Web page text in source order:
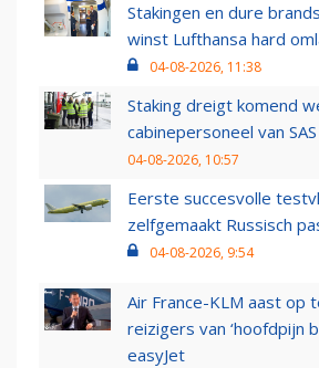
Stakingen en dure
winst Lufthansa hard
04-08-2026, 11:38
Staking dreigt komend
cabinepersoneel van
04-08-2026, 10:57
Eerste succesvolle
zelfgemaakt Russisch
04-08-2026, 9:54
Air France-KLM aast op
reizigers van ‘hoofdpijn
easyJet